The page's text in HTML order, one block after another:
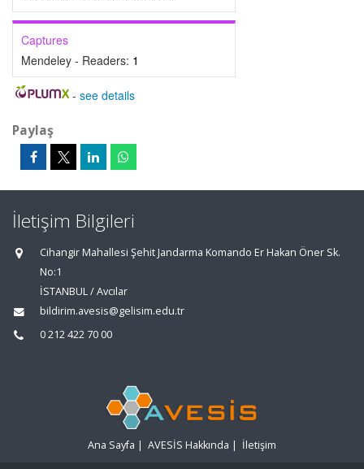
Captures
Mendeley - Readers: 1
- see details
Paylaş
İletişim Bilgileri
Cihangir Mahallesi Şehit Jandarma Komando Er Hakan Öner Sk.
No:1
İSTANBUL / Avcılar
bildirim.avesis@gelisim.edu.tr
0 212 422 70 00
Ana Sayfa | AVESİS Hakkında | İletişim